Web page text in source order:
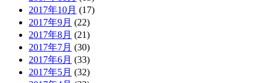
2017年10月 (17)
2017年9月 (22)
2017年8月 (21)
2017年7月 (30)
2017年6月 (33)
2017年5月 (32)